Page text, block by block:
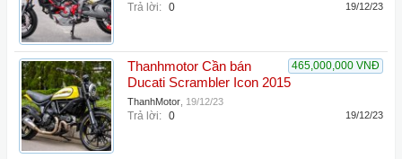
Trả lời: 0 19/12/23
465,000,000 VNĐ
Thanhmotor Cần bán
Ducati Scrambler Icon 2015
ThanhMotor 19/12/23
Trả lời: 0 19/12/23